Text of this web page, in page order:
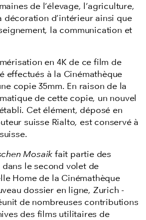
de l’élevage, l’agriculture,
décoration d’intérieur ainsi que
la communication et
en 4K de ce film de
effectués à la Cinémathèque
copie 35mm. En raison de la
de cette copie, un nouvel
Cet élément, déposé en
suisse Rialto, est conservé à
Mosaik fait partie des
le second volet de
Home de la Cinémathèque
dossier en ligne, Zurich -
de nombreuses contributions
des films utilitaires de